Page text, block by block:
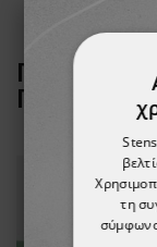
ΠΕΛΆΤΕΣ
ΠΡΟΪΌΝ,
τη
σύμφωνα